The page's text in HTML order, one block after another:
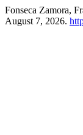
Fonseca Zamora,
August 7, 2026.